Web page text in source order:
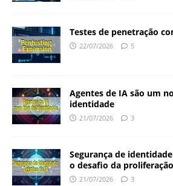
Testes de penetração
22/07/2026 5
Agentes de IA são um
identidade
21/07/2026 3
Segurança de
o desafio da proliferação
21/07/2026 3